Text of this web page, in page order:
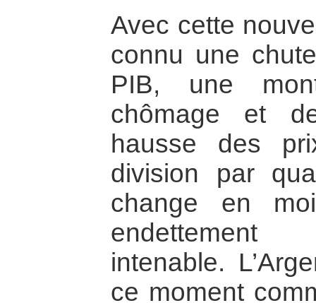
Avec cette
connu une
PIB, une
chômage et
hausse des
division par
change en
endettement
intenable.
ce moment